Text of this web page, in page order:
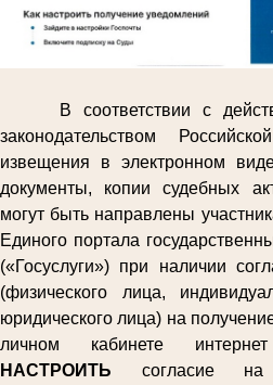
В соответствии с
законодательством
извещения в электронном
документы, копии судебных
могут быть направлены
Единого портала
(«Госуслуги») при наличии
(физического лица,
юридического лица) на
личном кабинете
НАСТРОИТЬ согласие на